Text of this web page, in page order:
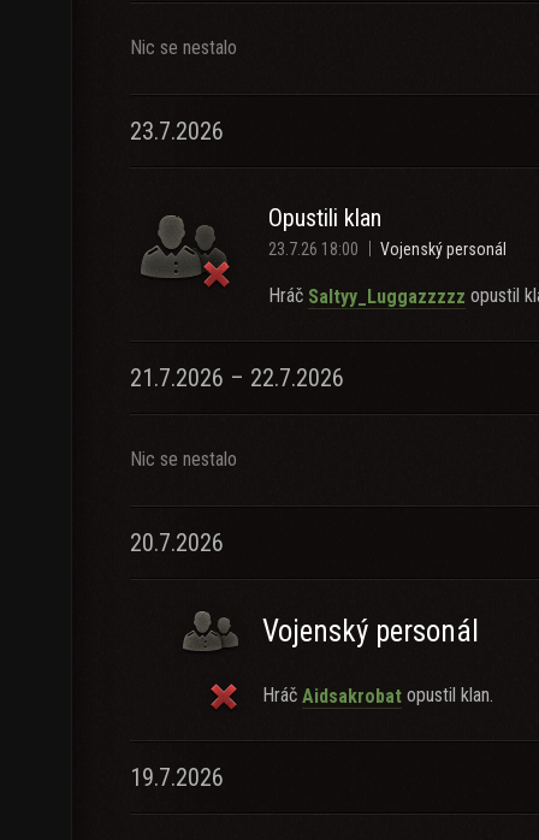
Nic se nestalo
23.7.2026
Opustili klan
23.7.26 18:00 Vojenský personál
Hráč Saltyy_Luggazzzzz opustil
21.7.2026 – 22.7.2026
Nic se nestalo
20.7.2026
Vojenský personál
Hráč Aidsakrobat opustil klan.
19.7.2026